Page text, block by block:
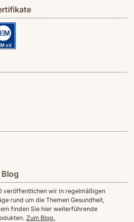
veröffentlichen wir in regelmäßigen
rund um die Themen Gesundheit,
finden Sie hier weiterführende
Zum Blog.